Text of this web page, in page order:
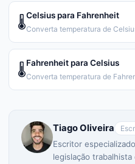
🌡️Celsius para Fahrenheit
Converta temperatura de
🌡️Fahrenheit para Celsius
Converta temperatura de
Tiago Oliveira
Escritor
legislação